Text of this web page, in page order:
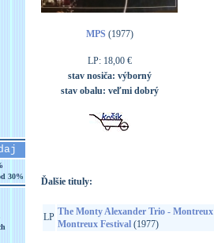
30%
MPS (1977)
LP: 18,00 €
stav nosiča: výborný
stav obalu: veľmi dobrý
Ďalšie tituly:
LP The Monty Alexander Trio -
Montreux Festival(1977)